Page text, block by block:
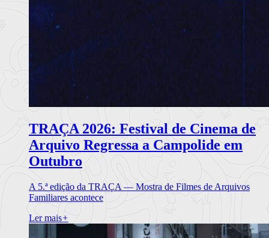
TRAÇA 2026: Festival de Cinema de
Arquivo Regressa a Campolide em
Outubro
A 5.ª edição da TRAÇA — Mostra de Filmes de Arquivos
Familiares acontece
Ler mais+